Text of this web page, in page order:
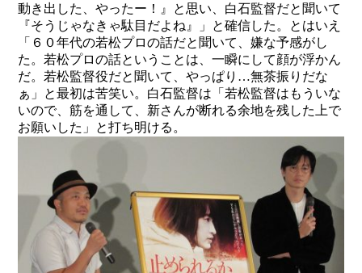
動き出した、やったー！』と思い、白石監督だと聞いて
『そうじゃなきゃ駄目だよね』」と確信した。とはいえ
「６０年代の若松プロの話だと聞いて、嫌な予感がし
た。若松プロの話ということは、一瞬にして顔が浮かん
だ。若松監督役だと聞いて、やっぱり…無茶振りだな
ぁ」と最初は苦笑い。白石監督は「若松監督はもういな
いので、筋を通して、新さんが断れる余地を残した上で
お願いした」と打ち明ける。